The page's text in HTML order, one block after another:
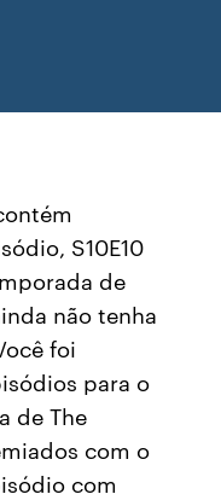
S10E10
de
não tenha
foi
para o
de The
com o
com